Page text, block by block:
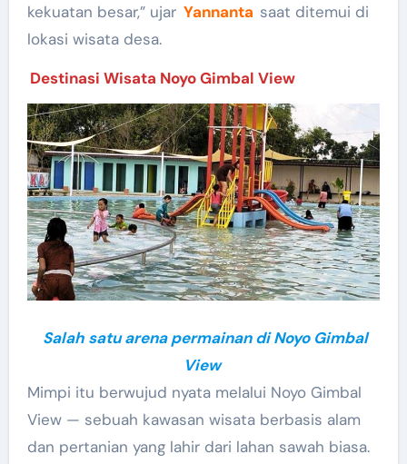
kekuatan besar,” ujar Yannanta saat ditemui di
lokasi wisata desa.
Destinasi Wisata Noyo Gimbal View
Salah satu arena permainan di Noyo Gimbal
View
Mimpi itu berwujud nyata melalui Noyo Gimbal
View — sebuah kawasan wisata berbasis alam
dan pertanian yang lahir dari lahan sawah biasa.